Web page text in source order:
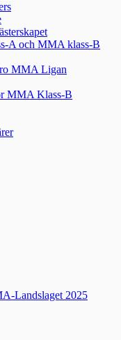
A och MMA klass-B
MMA Ligan
MMA Klass-B
Landslaget 2025